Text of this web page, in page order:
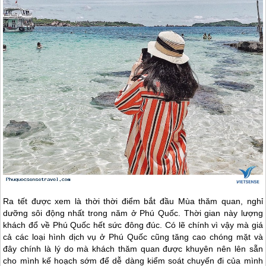
Ra tết được xem là thời thời điểm bắt đầu Mùa thăm quan, nghỉ
dưỡng sôi động nhất trong năm ở Phú Quốc. Thời gian này lượng
khách đổ về Phú Quốc hết sức đông đúc. Có lẽ chính vì vậy mà giá
cả các loại hình dịch vụ ở Phú Quốccũng tăng cao chóng mặt và
đây chính là lý do mà khách thăm quan được khuyên nên lên sẵn
cho mình kế hoạch sớm để dễ dàng kiểm soát chuyến đi của mình